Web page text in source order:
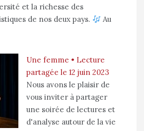
et la richesse des
de nos deux pays.
Au
Une femme • Lecture
partagée le 12 juin 2023
Nous avons le plaisir de
vous inviter à partager
une soirée de lectures et
d'analyse autour de la vie